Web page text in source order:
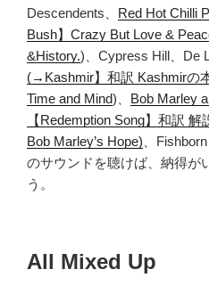
Descendents、 Red Hot Chilli
Bush】Crazy But Love &
&History.)、Cypress Hill、De
(→Kashmir】和訳 Kashmirの
Time and Mind)、 Bob Marley
【Redemption Song】和訳
Bob Marley’s Hope) 、
のサウンドを聴けば、納得が
う。
All Mixed Up